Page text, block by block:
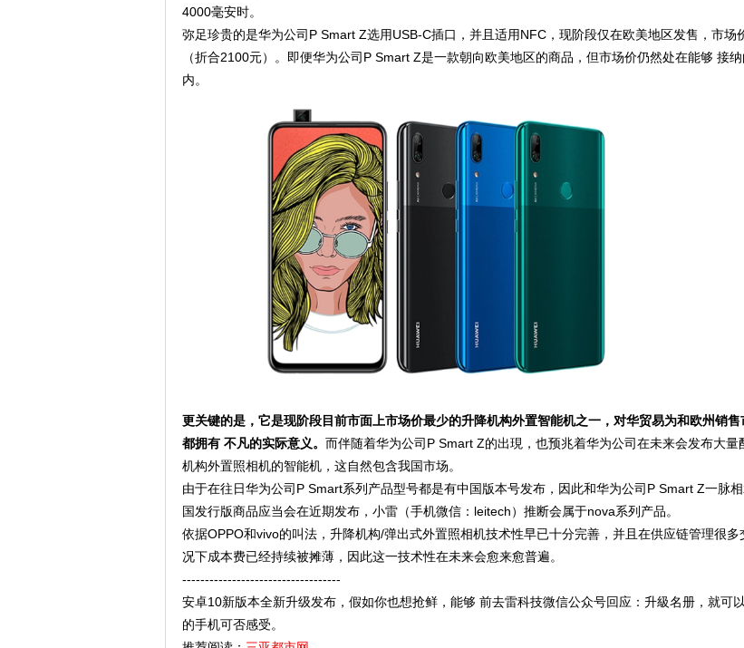
4000毫安时。
弥足珍贵的是华为公司P Smart Z选用USB-C插口，并且适用NFC，现阶段仅在欧美地区发售，市场
（折合2100元）。即便华为公司P Smart Z是一款朝向欧美地区的商品，但市场价仍然处在能够 接
内。
更关键的是，它是现阶段目前市面上市场价最少的升降机构外置智能机之一，对华贸易为和欧州销售
都拥有 不凡的实际意义。 而伴随着华为公司P Smart Z的出現，也预兆着华为公司在未来会发布大量
机构外置照相机的智能机，这自然包含我国市场。
由于在往日华为公司P Smart系列产品型号都是有中国版本号发布，因此和华为公司P Smart Z一脉
国发行版商品应当会在近期发布，小雷（手机微信：leitech）推断会属于nova系列产品。
依据OPPO和vivo的叫法，升降机构/弹出式外置照相机技术性早已十分完善，并且在供应链管理很多
况下成本费已经持续被摊薄，因此这一技术性在未来会愈来愈普遍。
-----------------------------------
安卓10新版本全新升级发布，假如你也想抢鲜，能够 前去雷科技微信公众号回应：升級名册，就可
的手机可否感受。